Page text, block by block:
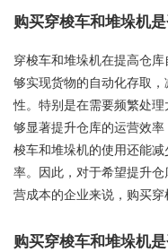
购买穿梭车和堆垛机
穿梭车和堆垛机在提高仓
够实现货物的自动化存取
性。特别是在需要频繁处
够显著提升仓库的运营效
梭车和堆垛机的使用还能
率。因此，对于希望提升
营成本的企业来说，购买穿
购买穿梭车和堆垛机